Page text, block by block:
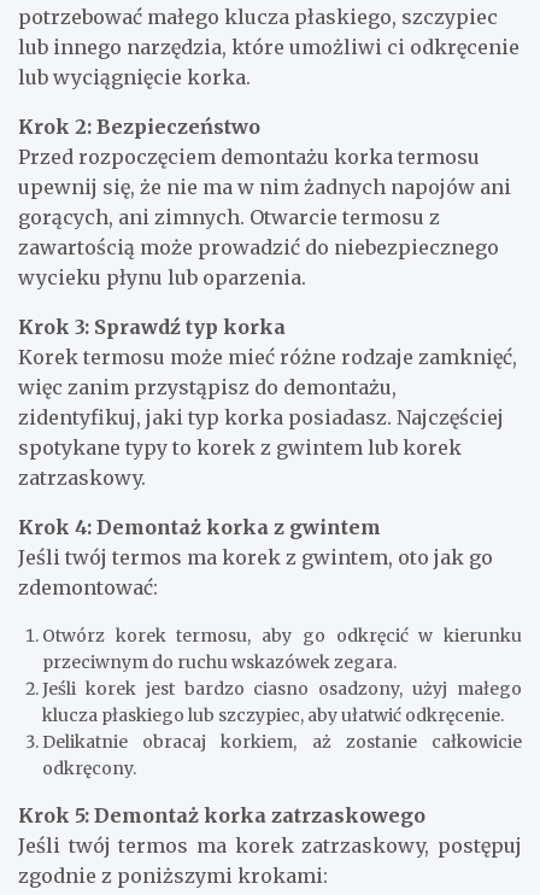
potrzebować małego klucza płaskiego, szczypiec
lub innego narzędzia, które umożliwi ci odkręcenie
lub wyciągnięcie korka.
Krok 2: Bezpieczeństwo
Przed rozpoczęciem demontażu korka termosu
upewnij się, że nie ma w nim żadnych napojów ani
gorących, ani zimnych. Otwarcie termosu z
zawartością może prowadzić do niebezpiecznego
wycieku płynu lub oparzenia.
Krok 3: Sprawdź typ korka
Korek termosu może mieć różne rodzaje zamknięć,
więc zanim przystąpisz do demontażu,
zidentyfikuj, jaki typ korka posiadasz. Najczęściej
spotykane typy to korek z gwintem lub korek
zatrzaskowy.
Krok 4: Demontaż korka z gwintem
Jeśli twój termos ma korek z gwintem, oto jak go
zdemontować:
Otwórz korek termosu, aby go odkręcić w kierunku
przeciwnym do ruchu wskazówek zegara.
Jeśli korek jest bardzo ciasno osadzony, użyj małego
klucza płaskiego lub szczypiec, aby ułatwić odkręcenie.
Delikatnie obracaj korkiem, aż zostanie całkowicie
odkręcony.
Krok 5: Demontaż korka zatrzaskowego
Jeśli twój termos ma korek zatrzaskowy, postępuj
zgodnie z poniższymi krokami: